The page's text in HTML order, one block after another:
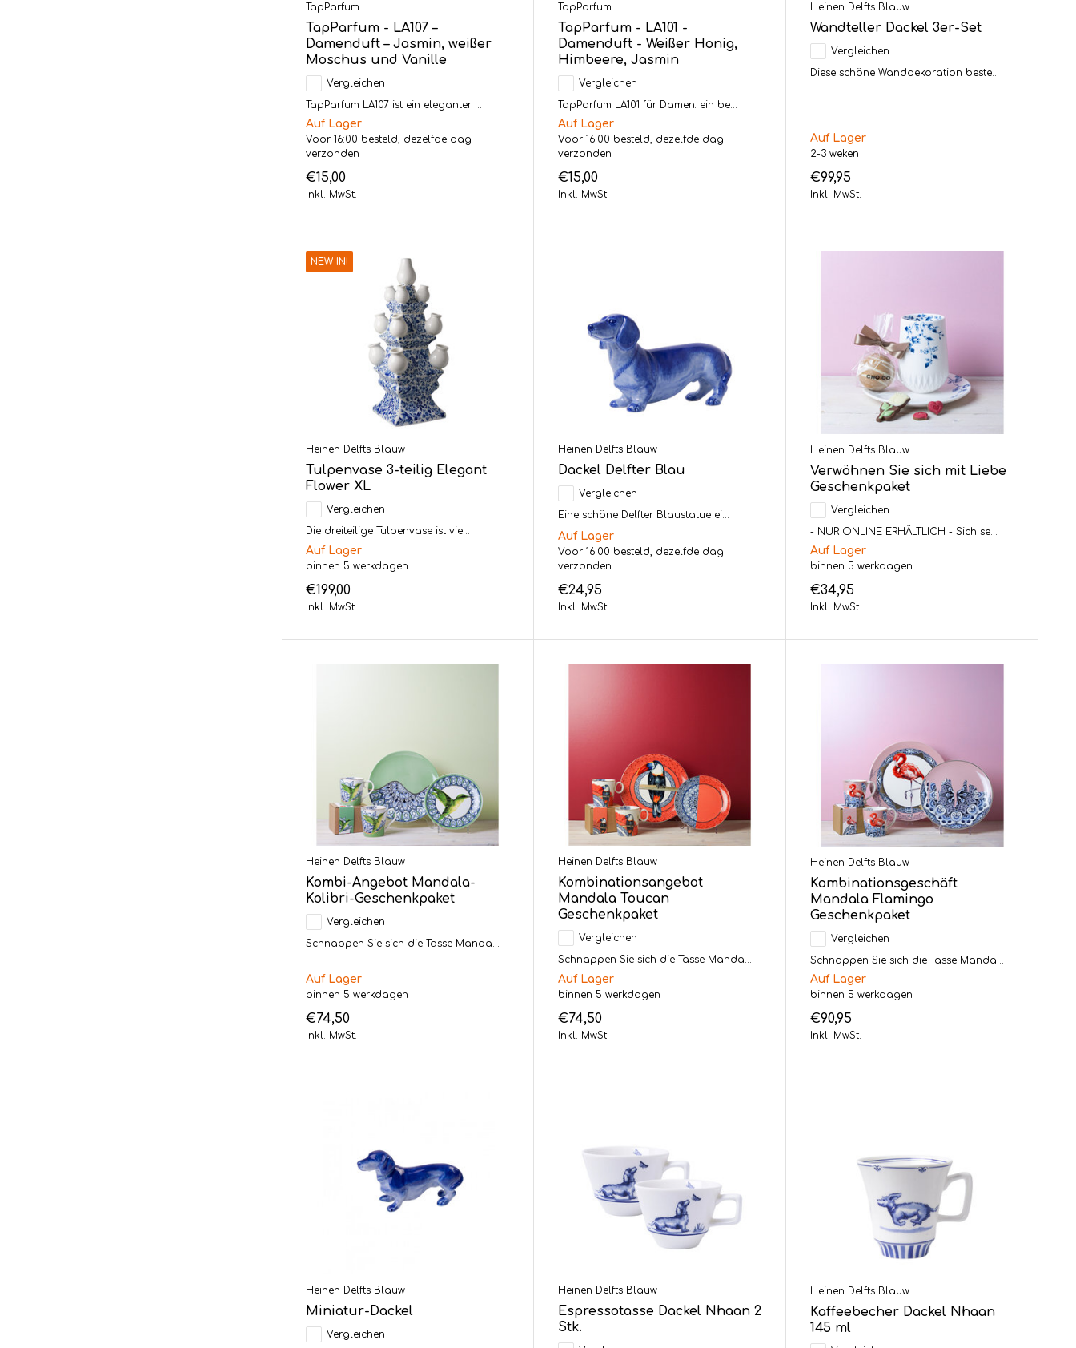
TapParfum
TapParfum - LA107 –
Damenduft – Jasmin, weißer
Moschus und Vanille
Vergleichen
TapParfum LA107 ist ein eleganter ...
Auf Lager
Voor 16:00 besteld, dezelfde dag
verzonden
€15,00
Inkl. MwSt.
TapParfum
TapParfum - LA101 -
Damenduft - Weißer Honig,
Himbeere, Jasmin
Vergleichen
TapParfum LA101 für Damen: ein be...
Auf Lager
Voor 16:00 besteld, dezelfde dag
verzonden
€15,00
Inkl. MwSt.
Heinen Delfts Blauw
Wandteller Dackel 3er-Set
Vergleichen
Diese schöne Wanddekoration beste...
Auf Lager
2-3 weken
€99,95
Inkl. MwSt.
NEW IN!
Heinen Delfts Blauw
Tulpenvase 3-teilig Elegant
Flower XL
Vergleichen
Die dreiteilige Tulpenvase ist vie...
Auf Lager
binnen 5 werkdagen
€199,00
Inkl. MwSt.
Heinen Delfts Blauw
Dackel Delfter Blau
Vergleichen
Eine schöne Delfter Blaustatue ei...
Auf Lager
Voor 16:00 besteld, dezelfde dag
verzonden
€24,95
Inkl. MwSt.
Heinen Delfts Blauw
Verwöhnen Sie sich mit Liebe
Geschenkpaket
Vergleichen
- NUR ONLINE ERHÄLTLICH - Sich se...
Auf Lager
binnen 5 werkdagen
€34,95
Inkl. MwSt.
Heinen Delfts Blauw
Kombi-Angebot Mandala-
Kolibri-Geschenkpaket
Vergleichen
Schnappen Sie sich die Tasse Manda...
Auf Lager
binnen 5 werkdagen
€74,50
Inkl. MwSt.
Heinen Delfts Blauw
Kombinationsangebot
Mandala Toucan
Geschenkpaket
Vergleichen
Schnappen Sie sich die Tasse Manda...
Auf Lager
binnen 5 werkdagen
€74,50
Inkl. MwSt.
Heinen Delfts Blauw
Kombinationsgeschäft
Mandala Flamingo
Geschenkpaket
Vergleichen
Schnappen Sie sich die Tasse Manda...
Auf Lager
binnen 5 werkdagen
€90,95
Inkl. MwSt.
Heinen Delfts Blauw
Miniatur-Dackel
Vergleichen
Heinen Delfts Blauw
Espressotasse Dackel Nhaan 2
Stk.
Heinen Delfts Blauw
Kaffeebecher Dackel Nhaan
145 ml